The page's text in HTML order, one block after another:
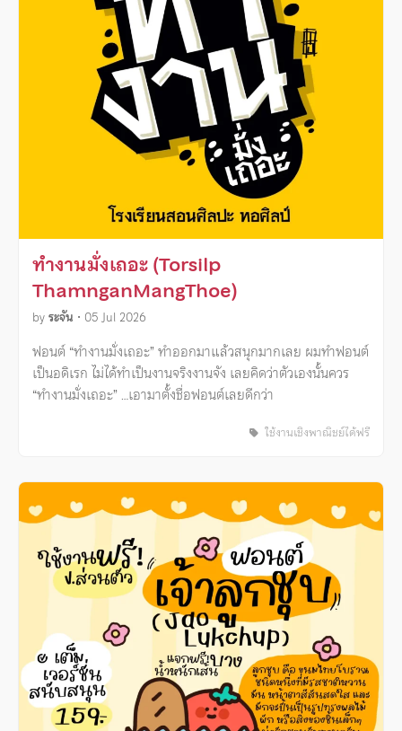
ทำงานมั่งเถอะ (Torsilp
ThamnganMangThoe)
byระจัน • 05 Jul 2026
ฟอนต์ “ทำงานมั่งเถอะ” ทำออกมาแล้วสนุกมากเลย ผมทำฟอนต์
เป็นอดิเรก ไม่ได้ทำเป็นงานจริงงานจัง เลยคิดว่าตัวเองนั้นควร
“ทำงานมั่งเถอะ” …เอามาตั้งชื่อฟอนต์เลยดีกว่า
ใช้งานเชิงพาณิชย์ได้ฟรี